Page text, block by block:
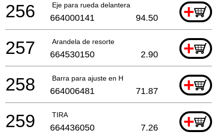
Eje para rueda delantera +
256 664000141 94.50
Arandela de resorte +
257 664530150 2.90
Barra para ajuste en H +
258 664006481 71.87
TIRA +
259 664436050 7.26